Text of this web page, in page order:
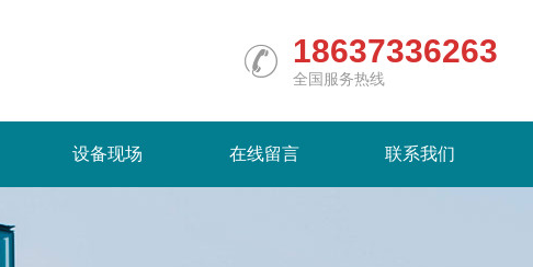
18637336263
全国服务热线
设备现场 在线留言 联系我们